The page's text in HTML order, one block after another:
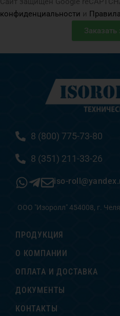
конфиденциальности и
8 (800) 775-73-80
8 (351) 211-33-26
iso-
ООО "Изоролл" 454008, г.
ПРОДУКЦИЯ
О КОМПАНИИ
ОПЛАТА И ДОСТАВКА
ДОКУМЕНТЫ
КОНТАКТЫ